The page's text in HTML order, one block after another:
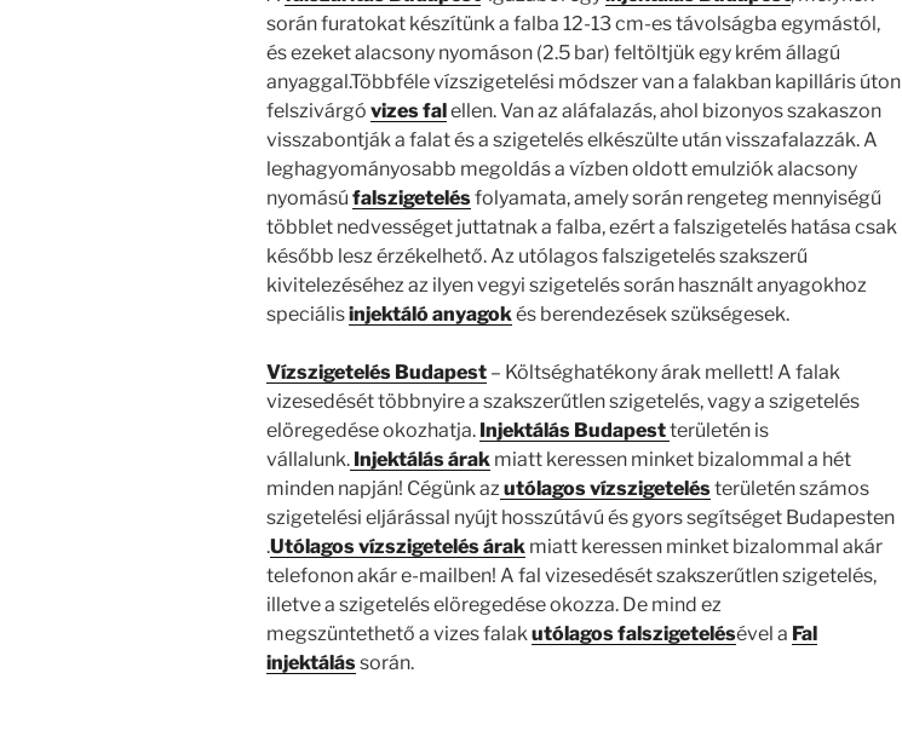
során furatokat készítünk a falba 12-13 cm-es távolságba egymástól,
és ezeket alacsony nyomáson (2.5 bar) feltöltjük egy krém állagú
anyaggal.Többféle vízszigetelési módszer van a falakban kapilláris úton
felszivárgó vizes fal ellen. Van az aláfalazás, ahol bizonyos szakaszon
visszabontják a falat és a szigetelés elkészülte után visszafalazzák. A
leghagyományosabb megoldás a vízben oldott emulziók alacsony
nyomású falszigetelésfolyamata, amely során rengeteg mennyiségű
többlet nedvességet juttatnak a falba, ezért a falszigetelés hatása csak
később lesz érzékelhető. Az utólagos falszigetelés szakszerű
kivitelezéséhez az ilyen vegyi szigetelés során használt anyagokhoz
speciálisinjektálóanyagokés berendezések szükségesek.
Vízszigetelés Budapest – Költséghatékony árak mellett! A falak
vizesedését többnyire a szakszerűtlen szigetelés, vagy a szigetelés
elöregedése okozhatja. Injektálás Budapestterületén is
vállalunk. Injektálás árak miatt keressen minket bizalommal a hét
minden napján! Cégünk azutólagos vízszigetelésterületén számos
szigetelési eljárással nyújt hosszútávú és gyors segítséget Budapesten
.Utólagos vízszigetelés árak miatt keressen minket bizalommal akár
telefonon akár e-mailben! A fal vizesedését szakszerűtlen szigetelés,
illetve a szigetelés elöregedése okozza. De mind ez
megszüntethető a vizes falakutólagos falszigetelésével a Fal
injektálássorán.